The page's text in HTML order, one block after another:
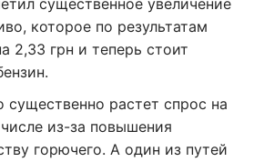
существенное увеличение
которое по результатам
2,33 грн и теперь стоит
существенно растет спрос на
из-за повышения
горючего. А один из путей